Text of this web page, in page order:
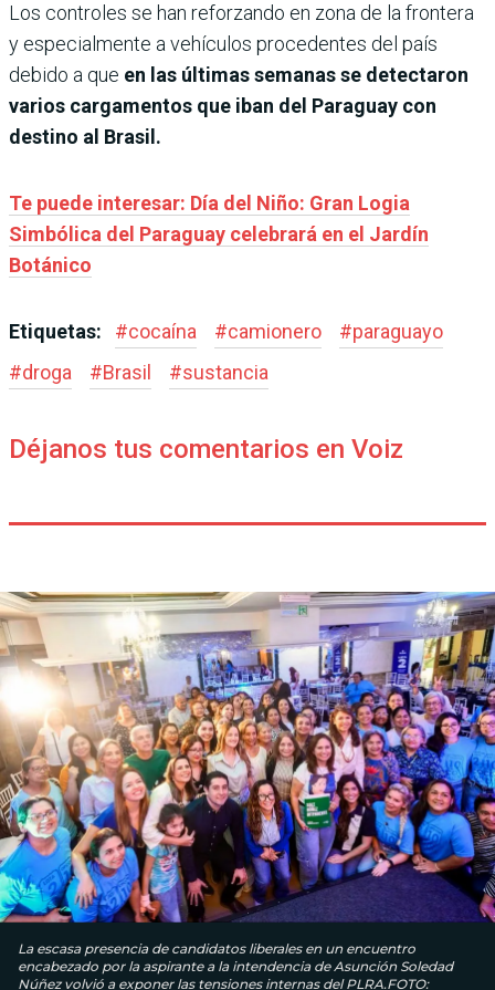
Los controles se han reforzando en zona de la frontera
y especialmente a vehículos procedentes del país
debido a que en las últimas semanas se detectaron
varios cargamentos que iban del Paraguay con
destino al Brasil.
Te puede interesar: Día del Niño: Gran Logia
Simbólica del Paraguay celebrará en el Jardín
Botánico
Etiquetas: #cocaína #camionero #paraguayo
#droga #Brasil #sustancia
Déjanos tus comentarios en Voiz
La escasa presencia de candidatos liberales en un encuentro
encabezado por la aspirante a la intendencia de Asunción Soledad
Núñez volvió a exponer las tensiones internas del PLRA.FOTO: